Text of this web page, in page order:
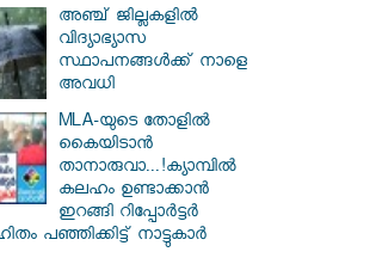
അഞ്ച് ജില്ലകളില്‍
വിദ്യാഭ്യാസ
സ്ഥാപനങ്ങള്‍ക്ക് നാളെ
അവധി
MLA-യുടെ തോളിൽ
കൈയിടാൻ
താനാരുവാ...!ക്യാമ്പിൽ
കലഹം ഉണ്ടാക്കാൻ
ഇറങ്ങി റിപ്പോർട്ടർ
പഞ്ഞിക്കിട്ട് നാട്ടുകാർ